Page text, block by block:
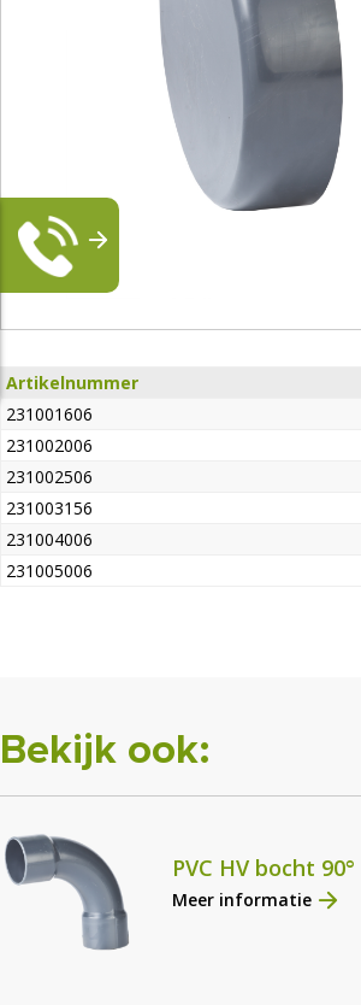
Artikelnummer
231001606
231002006
231002506
231003156
231004006
231005006
Bekijk ook:
PVC HV bocht 90°
Meer informatie